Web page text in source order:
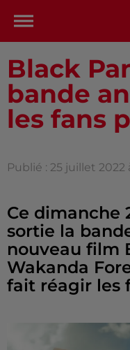
Black
bande
les fans
Publié : 25 juillet 2022
Ce dimanche
sortie la
nouveau film
Wakanda
fait réagir les